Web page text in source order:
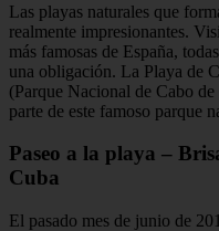
Las playas naturales que
realmente impresionantes.
más famosas de España,
una obligación. La Playa de
(Parque Nacional de Cabo
parte de este famoso parque
Paseo a la playa –
Cuba
El pasado mes de junio de